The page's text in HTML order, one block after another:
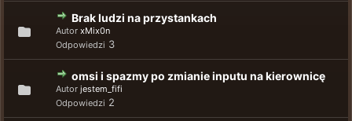
Brak ludzi na przystankach
Autor xMix0n
Odpowiedzi 3
omsi i spazmy po zmianie inputu na kierownicę
Autor jestem_fifi
Odpowiedzi 2